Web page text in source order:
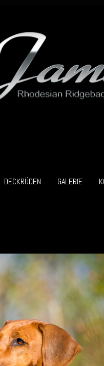
DECKRÜDEN GALERIE